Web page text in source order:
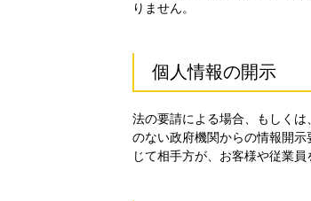
りません。
個人情報の開示
法の要請による場合、もしく
のない政府機関からの情報開
じて相手方が、お客様や従業